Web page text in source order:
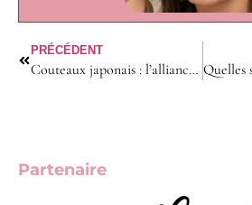
PRÉCÉDENT
Couteaux japonais : l’alliance de la tradition et de la performance
Partenaire